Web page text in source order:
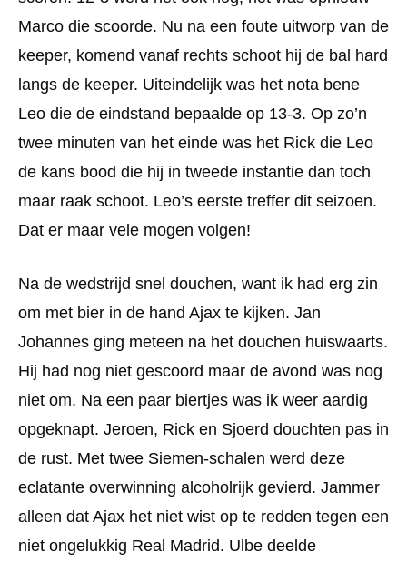
Marco die scoorde. Nu na een foute uitworp van de
keeper, komend vanaf rechts schoot hij de bal hard
langs de keeper. Uiteindelijk was het nota bene
Leo die de eindstand bepaalde op 13-3. Op zo’n
twee minuten van het einde was het Rick die Leo
de kans bood die hij in tweede instantie dan toch
maar raak schoot. Leo’s eerste treffer dit seizoen.
Dat er maar vele mogen volgen!
Na de wedstrijd snel douchen, want ik had erg zin
om met bier in de hand Ajax te kijken. Jan
Johannes ging meteen na het douchen huiswaarts.
Hij had nog niet gescoord maar de avond was nog
niet om. Na een paar biertjes was ik weer aardig
opgeknapt. Jeroen, Rick en Sjoerd douchten pas in
de rust. Met twee Siemen-schalen werd deze
eclatante overwinning alcoholrijk gevierd. Jammer
alleen dat Ajax het niet wist op te redden tegen een
niet ongelukkig Real Madrid. Ulbe deelde